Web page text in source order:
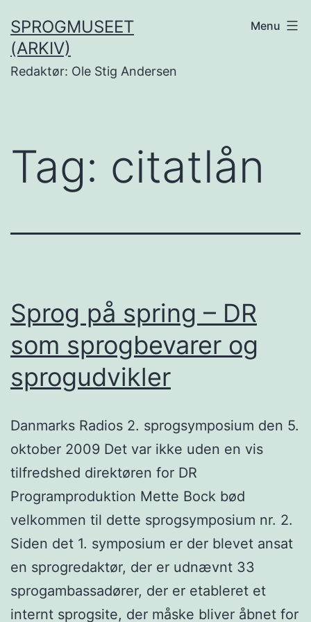
til
indhold
SPROGMUSEET
(ARKIV)
Redaktør: Ole Stig Andersen
Menu
Tag: citatlån
Sprog på spring – DR
som sprogbevarer og
sprogudvikler
Danmarks Radios 2. sprogsymposium den 5.
oktober 2009 Det var ikke uden en vis
tilfredshed direktøren for DR
Programproduktion Mette Bock bød
velkommen til dette sprogsymposium nr. 2.
Siden det 1. symposium er der blevet ansat
en sprogredaktør, der er udnævnt 33
sprogambassadører, der er etableret et
internt sprogsite, der måske bliver åbnet for